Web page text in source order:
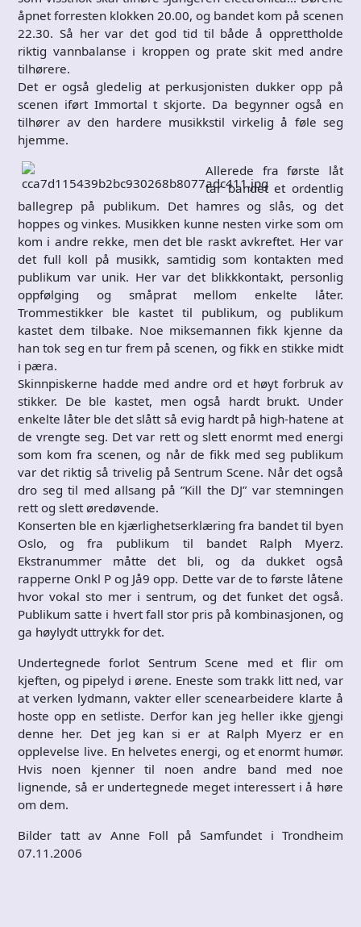
åpnet forresten klokken 20.00, og bandet kom på scenen
22.30. Så her var det god tid til både å opprettholde
riktig vannbalanse i kroppen og prate skit med andre
tilhørere.
Det er også gledelig at perkusjonisten dukker opp på
scenen iført Immortal t skjorte. Da begynner også en
tilhører av den hardere musikkstil virkelig å føle seg
hjemme.
Allerede fra første låt
tar bandet et ordentlig
ballegrep på publikum. Det hamres og slås, og det
hoppes og vinkes. Musikken kunne nesten virke som om
kom i andre rekke, men det ble raskt avkreftet. Her var
det full koll på musikk, samtidig som kontakten med
publikum var unik. Her var det blikkkontakt, personlig
oppfølging og småprat mellom enkelte låter.
Trommestikker ble kastet til publikum, og publikum
kastet dem tilbake. Noe miksemannen fikk kjenne da
han tok seg en tur frem på scenen, og fikk en stikke midt
i pæra.
Skinnpiskerne hadde med andre ord et høyt forbruk av
stikker. De ble kastet, men også hardt brukt. Under
enkelte låter ble det slått så evig hardt på high-hatene at
de vrengte seg. Det var rett og slett enormt med energi
som kom fra scenen, og når de fikk med seg publikum
var det riktig så trivelig på Sentrum Scene. Når det også
dro seg til med allsang på ”Kill the DJ” var stemningen
rett og slett øredøvende.
Konserten ble en kjærlighetserklæring fra bandet til byen
Oslo, og fra publikum til bandet Ralph Myerz.
Ekstranummer måtte det bli, og da dukket også
rapperne Onkl P og Jå9 opp. Dette var de to første låtene
hvor vokal sto mer i sentrum, og det funket det også.
Publikum satte i hvert fall stor pris på kombinasjonen, og
ga høylydt uttrykk for det.
Undertegnede forlot Sentrum Scene med et flir om
kjeften, og pipelyd i ørene. Eneste som trakk litt ned, var
at verken lydmann, vakter eller scenearbeidere klarte å
hoste opp en setliste. Derfor kan jeg heller ikke gjengi
denne her. Det jeg kan si er at Ralph Myerz er en
opplevelse live. En helvetes energi, og et enormt humør.
Hvis noen kjenner til noen andre band med noe
lignende, så er undertegnede meget interessert i å høre
om dem.
Bilder tatt av Anne Foll på Samfundet i Trondheim
07.11.2006